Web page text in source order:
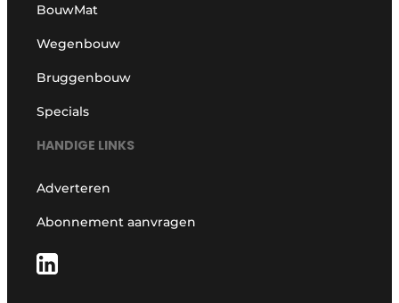
BouwMat
Wegenbouw
Bruggenbouw
Specials
HANDIGE LINKS
Adverteren
Abonnement aanvragen